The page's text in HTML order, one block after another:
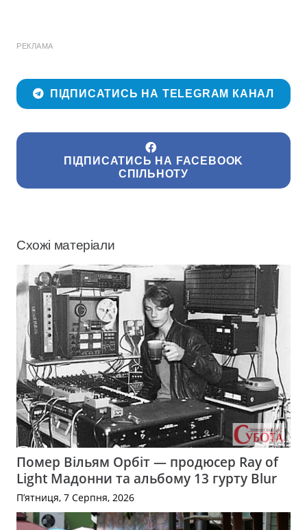
РЕКЛАМА
ПІДПИСАТИСЬ НА TELEGRAM КАНАЛ
ПІДПИСАТИСЬ НА FACEBOOK
СПІЛЬНОТУ
Схожі матеріали
Помер Вільям Орбіт — продюсер Ray of
Light Мадонни та альбому 13 гурту Blur
П’ятниця, 7 Серпня, 2026